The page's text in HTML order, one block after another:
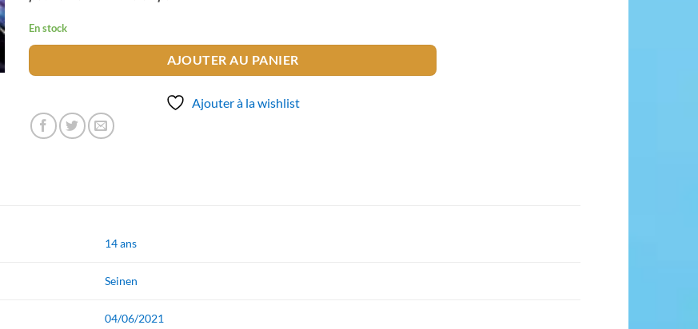
En stock
AJOUTER AU PANIER
Ajouter à la wishlist
14 ans
Seinen
04/06/2021